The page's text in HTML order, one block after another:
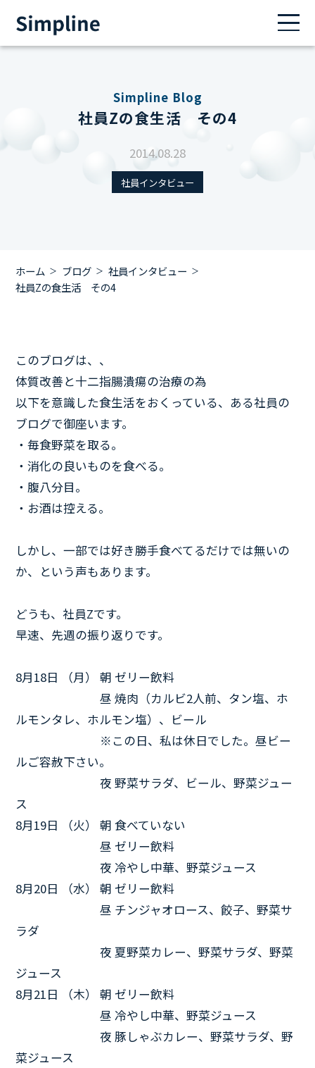
Simpline Blog
社員Zの食生活 その4
2014.08.28
社員インタビュー
ホーム ブログ
社員インタビュー
社員Zの食生活 その4
このブログは、、
体質改善と十二指腸潰瘍の治療の為
以下を意識した食生活をおくっている、ある社員の
ブログで御座います。
・毎食野菜を取る。
・消化の良いものを食べる。
・腹八分目。
・お酒は控える。
しかし、一部では好き勝手食べてるだけでは無いの
か、という声もあります。
どうも、社員Zです。
早速、先週の振り返りです。
8月18日 （月） 朝 ゼリー飲料
昼 焼肉（カルビ2人前、タン塩、ホ
ルモンタレ、ホルモン塩）、ビール
※この日、私は休日でした。昼ビー
ルご容赦下さい。
夜 野菜サラダ、ビール、野菜ジュー
ス
8月19日 （火） 朝 食べていない
昼 ゼリー飲料
夜 冷やし中華、野菜ジュース
8月20日 （水） 朝 ゼリー飲料
昼 チンジャオロース、餃子、野菜サ
ラダ
夜 夏野菜カレー、野菜サラダ、野菜
ジュース
8月21日 （木） 朝 ゼリー飲料
昼 冷やし中華、野菜ジュース
夜 豚しゃぶカレー、野菜サラダ、野
菜ジュース